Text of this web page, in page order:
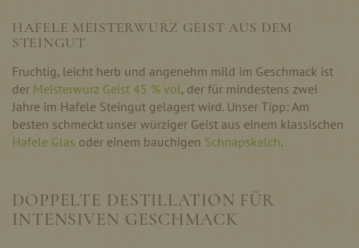
HAFELE MEISTERWURZ GEIST AUS DEM
STEINGUT
Fruchtig, leicht herb und angenehm mild im Geschmack ist
der Meisterwurz Geist 45 % vol, der für mindestens zwei
Jahre im Hafele Steingut gelagert wird. Unser Tipp: Am
besten schmeckt unser würziger Geist aus einem klassischen
Hafele Glas oder einem bauchigen Schnapskelch.
DOPPELTE DESTILLATION FÜR
INTENSIVEN GESCHMACK